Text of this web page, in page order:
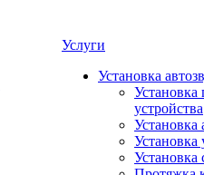
Услуги
Установка
Установка
устройства
Установка
Установка
Установка